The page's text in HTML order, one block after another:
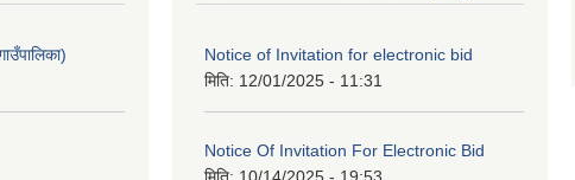
Notice of Invitation for electronic bid
मिति: 12/01/2025 - 11:31
Notice Of Invitation For Electronic Bid
मिति: 10/14/2025 - 19:53